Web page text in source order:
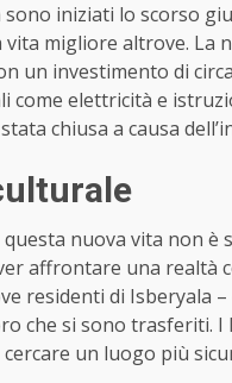
iniziati lo scorso
migliore altrove. La
un investimento di
come elettricità e
chiusa a causa
nuova vita non è
affrontare una realtà
residenti di Isberyala
che si sono trasferiti.
un luogo più